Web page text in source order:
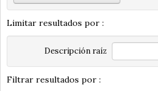
Limitar resultados por :
Descripción raíz
Filtrar resultados por :